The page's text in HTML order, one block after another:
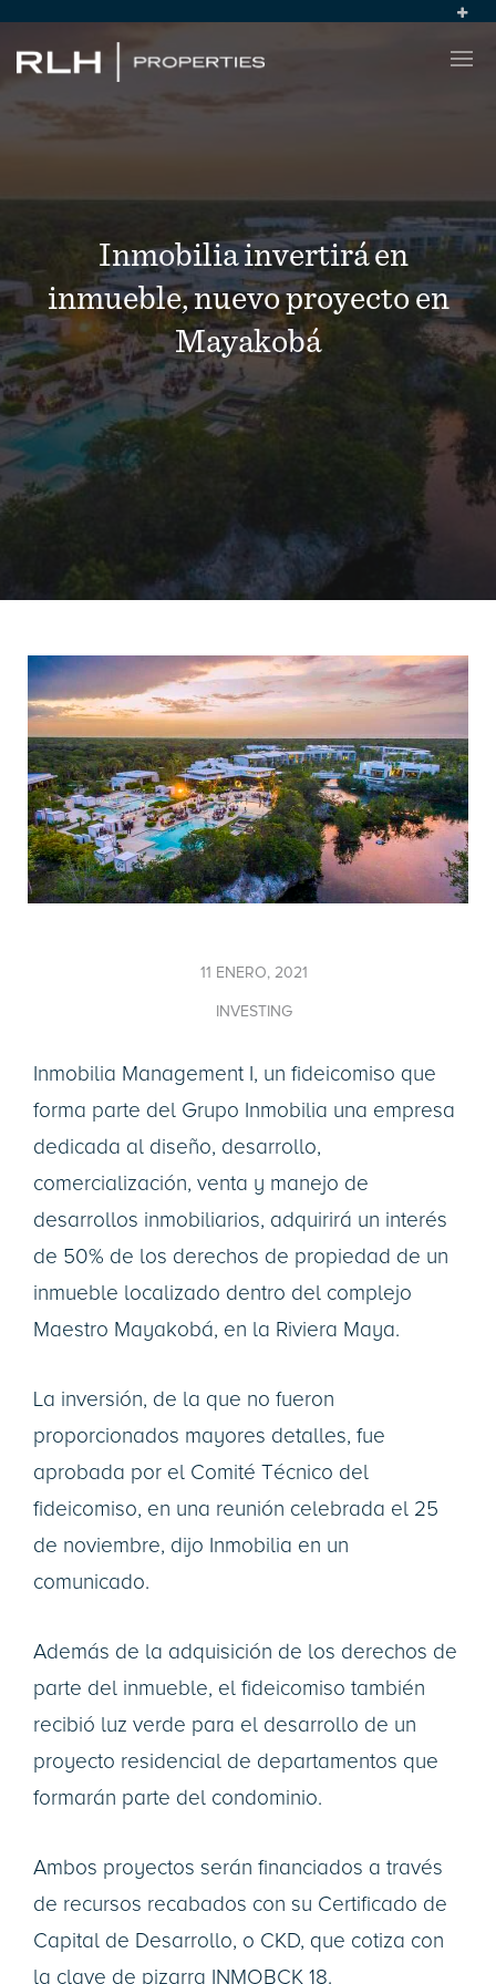
Inmobilia invertirá en
inmueble, nuevo proyecto en
Mayakobá
11 ENERO, 2021
INVESTING
Inmobilia Management I, un fideicomiso que
forma parte del Grupo Inmobilia una empresa
dedicada al diseño, desarrollo,
comercialización, venta y manejo de
desarrollos inmobiliarios, adquirirá un interés
de 50% de los derechos de propiedad de un
inmueble localizado dentro del complejo
Maestro Mayakobá, en la Riviera Maya.
La inversión, de la que no fueron
proporcionados mayores detalles, fue
aprobada por el Comité Técnico del
fideicomiso, en una reunión celebrada el 25
de noviembre, dijo Inmobilia en un
comunicado.
Además de la adquisición de los derechos de
parte del inmueble, el fideicomiso también
recibió luz verde para el desarrollo de un
proyecto residencial de departamentos que
formarán parte del condominio.
Ambos proyectos serán financiados a través
de recursos recabados con su Certificado de
Capital de Desarrollo, o CKD, que cotiza con
la clave de pizarra INMOBCK 18.